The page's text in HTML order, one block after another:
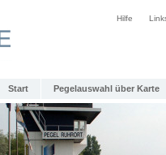
Hilfe
Start Pegelauswahl über Karte